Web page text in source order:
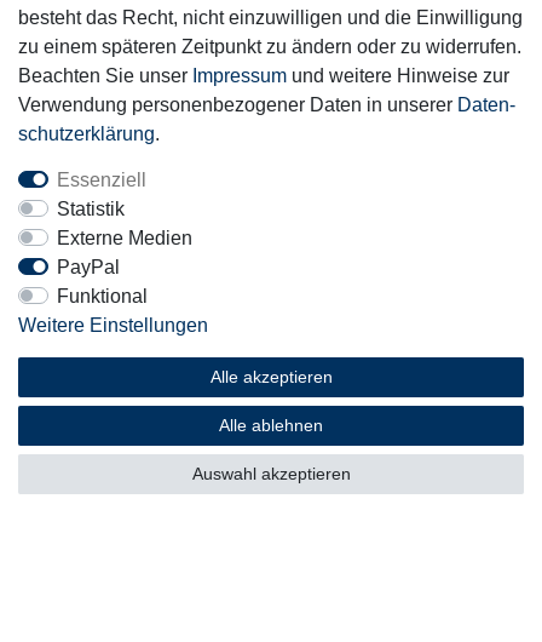
Sicher einkaufen
Mitglied
© Copyright 2026 | Alle Rechte vorbehalten.
besteht das Recht, nicht einzuwilligen und die Einwilligung
zu einem späteren Zeitpunkt zu ändern oder zu widerrufen.
Beachten Sie unser Impressum und weitere Hinweise zur
Verwendung personenbezogener Daten in unserer Daten­
schutz­erklärung.
Essenziell
Statistik
Externe Medien
PayPal
Funktional
Weitere Einstellungen
Alle akzeptieren
Alle ablehnen
Auswahl akzeptieren